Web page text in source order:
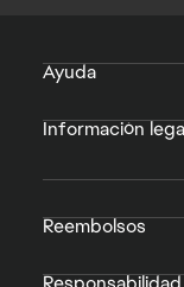
Ayuda
Información
Reembolsos